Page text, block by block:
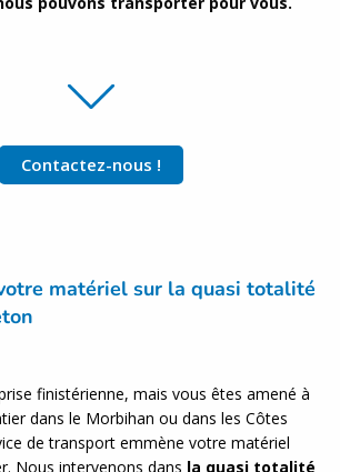
Contactez-nous !
matériel sur la quasi totalité
finistérienne, mais vous êtes amené à
dans le Morbihan ou dans les Côtes
de transport emmène votre matériel
Nous intervenons dans la quasi totalité